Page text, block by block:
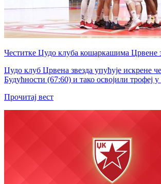
​Честитке Џудо клуба кошаркашима Црвене
Џудо клуб Црвена звезда упућује искрене
Будућности (67:60) и тако освојили трофеј
Прочитај вест